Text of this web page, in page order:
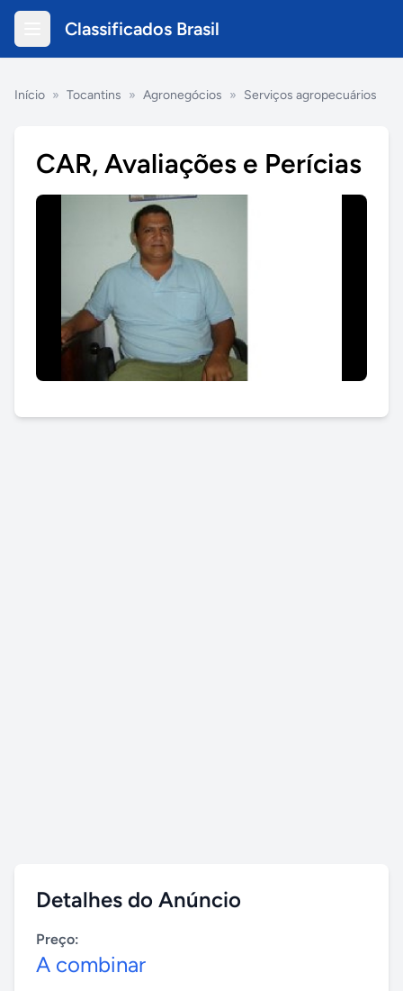
Classificados Brasil
Início » Tocantins » Agronegócios » Serviços agropecuários
CAR, Avaliações e Perícias
Detalhes do Anúncio
Preço:
A combinar